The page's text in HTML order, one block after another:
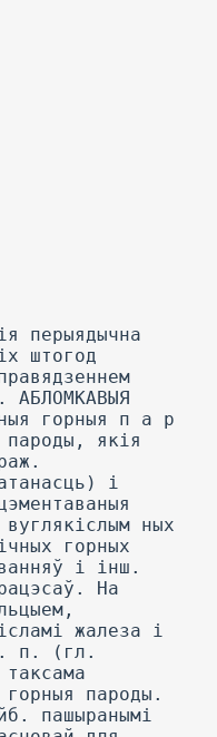
перыядычна
штогод
АБЛОМКАВЫЯ
горныя п а р
якія
і
ных
горных
і інш.
На
жалеза і
п. (гл.
горныя пароды.
пашыранымі